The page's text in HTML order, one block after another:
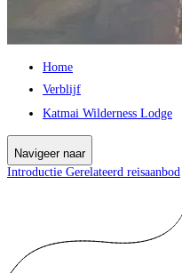
Home
Verblijf
Katmai Wilderness Lodge
Navigeer naar
Introductie Gerelateerd reisaanbod